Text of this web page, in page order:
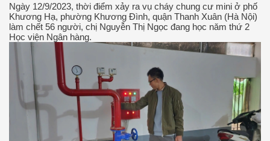
Ngày 12/9/2023, thời điểm xảy ra vụ cháy chung cư mini ở phố
Khương Hạ, phường Khương Đình, quận Thanh Xuân (Hà Nội)
làm chết 56 người, chị Nguyễn Thị Ngọc đang học năm thứ 2
Học viện Ngân hàng.